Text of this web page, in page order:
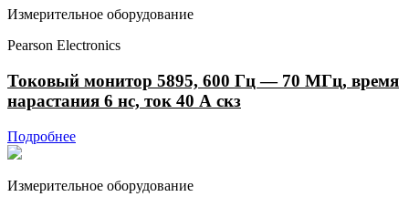
Измерительное оборудование
Pearson Electronics
Токовый монитор 5895, 600 Гц — 70 МГц, время
нарастания 6 нс, ток 40 А скз
Подробнее
Измерительное оборудование